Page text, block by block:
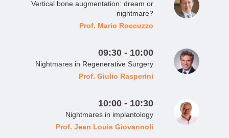
Vertical bone augmentation: dream or
nightmare?
Prof. Mario Roccuzzo
09:30 - 10:00
Nightmares in Regenerative Surgery
Prof. Giulio Rasperini
10:00 - 10:30
Nightmares in implantology
Prof. Jean Louis Giovannoli